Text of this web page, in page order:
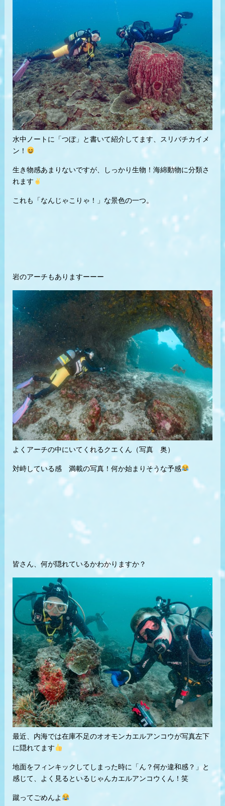
水中ノートに「つぼ」と書いて紹介してます、スリバチカイメ
ン！
生き物感あまりないですが、しっかり生物！海綿動物に分類さ
れます
これも「なんじゃこりゃ！」な景色の一つ。
岩のアーチもありますーーー
よくアーチの中にいてくれるクエくん（写真 奥）
対峙している感 満載の写真！何か始まりそうな予感
皆さん、何が隠れているかわかりますか？
最近、内海では在庫不足のオオモンカエルアンコウが写真左下
に隠れてます
地面をフィンキックしてしまった時に「ん？何か違和感？」と
感じて、よく見るといるじゃんカエルアンコウくん！笑
蹴ってごめんよ